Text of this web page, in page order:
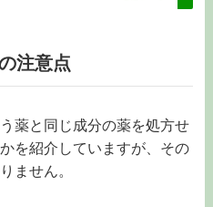
注意点
薬と同じ成分の薬を処方せ
を紹介していますが、その
ません。